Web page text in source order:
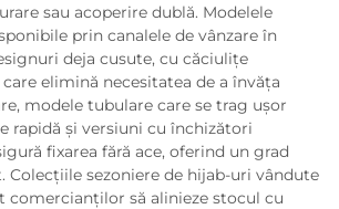
sau acoperire dublă. Modelele
prin canalele de vânzare în
deja cusute, cu căciulițe
elimină necesitatea de a învăța
modele tubulare care se trag ușor
rapidă și versiuni cu închizători
fixarea fără ace, oferind un grad
Colecțiile sezoniere de hijab-uri vândute
să alinieze stocul cu